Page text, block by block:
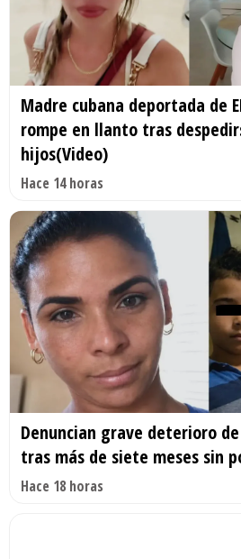
Madre cubana deportada de
rompe en llanto tras
hijos(Video)
Hace 14 horas
Denuncian grave deterioro
tras más de siete meses sin
Hace 18 horas